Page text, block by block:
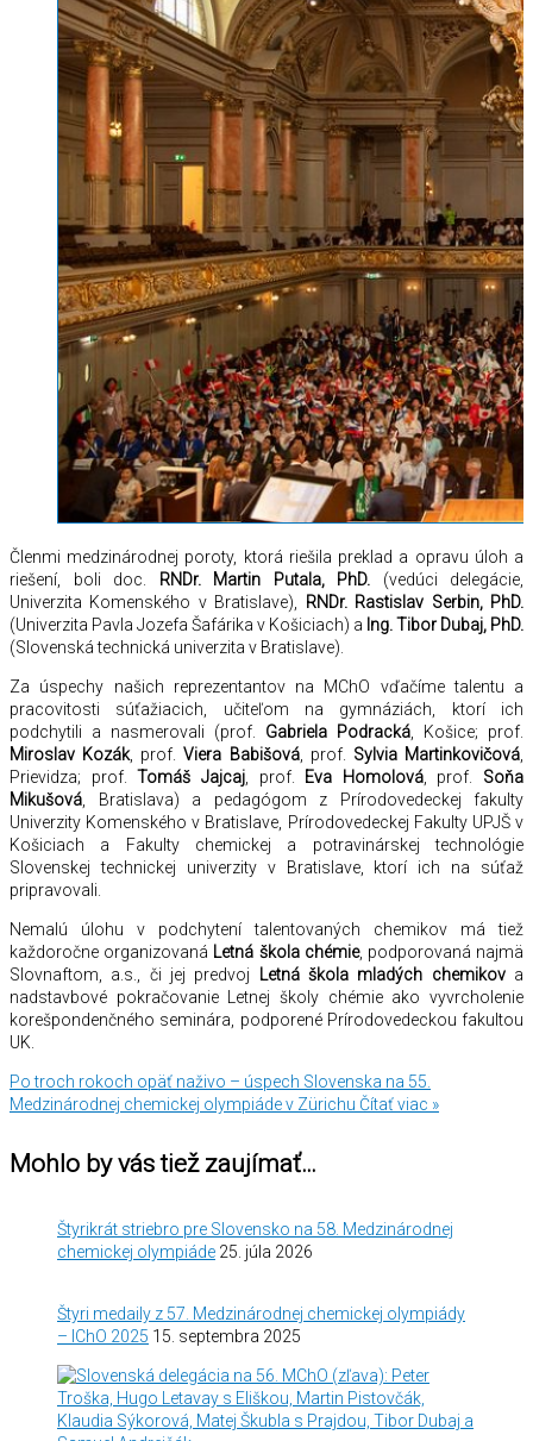
Členmi medzinárodnej poroty, ktorá riešila preklad a opravu úloh a
riešení, boli doc. RNDr. Martin Putala, PhD. (vedúci delegácie,
Univerzita Komenského v Bratislave), RNDr. Rastislav Serbin, PhD.
(Univerzita Pavla Jozefa Šafárika v Košiciach) a Ing. Tibor Dubaj, PhD.
(Slovenská technická univerzita v Bratislave).
Za úspechy našich reprezentantov na MChO vďačíme talentu a
pracovitosti súťažiacich, učiteľom na gymnáziách, ktorí ich
podchytili a nasmerovali (prof. Gabriela Podracká , Košice; prof.
Miroslav Kozák, prof.Viera Babišová, prof. Sylvia Martinkovičová
Prievidza; prof.Tomáš Jajcaj, prof. Eva Homolová, prof. Soňa
Mikušová , Bratislava) a pedagógom z Prírodovedeckej fakulty
Univerzity Komenského v Bratislave, Prírodovedeckej Fakulty UPJŠ v
Košiciach a Fakulty chemickej a potravinárskej technológie
Slovenskej technickej univerzity v Bratislave, ktorí ich na súťaž
pripravovali.
Nemalú úlohu v podchytení talentovaných chemikov má tiež
každoročne organizovaná Letná škola chémie, podporovaná najmä
Slovnaftom, a.s., či jej predvoj Letná škola mladých chemikova
nadstavbové pokračovanie Letnej školy chémie ako vyvrcholenie
korešpondenčného seminára, podporené Prírodovedeckou fakultou
UK.
Po troch rokoch opäť naživo – úspech Slovenska na 55.
Medzinárodnej chemickej olympiáde v Zürichu Čítať viac »
Mohlo by vás tiež zaujímať…
Štyrikrát striebro pre Slovensko na 58. Medzinárodnej
chemickej olympiáde 25. júla 2026
Štyri medaily z 57. Medzinárodnej chemickej olympiády
– IChO 2025 15. septembra 2025